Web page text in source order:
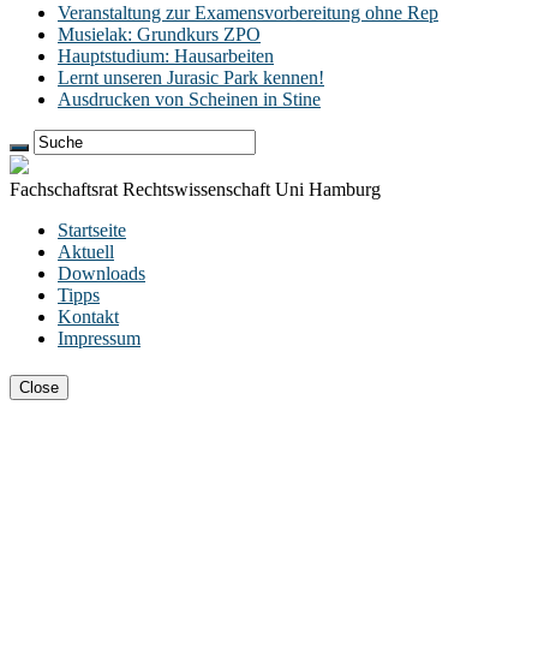
Veranstaltung zur Examensvorbereitung ohne Rep
Musielak: Grundkurs ZPO
Hauptstudium: Hausarbeiten
Lernt unseren Jurasic Park kennen!
Ausdrucken von Scheinen in Stine
Fachschaftsrat Rechtswissenschaft Uni Hamburg
Startseite
Aktuell
Downloads
Tipps
Kontakt
Impressum
Close